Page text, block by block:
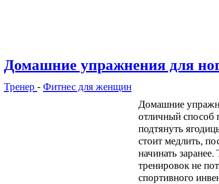
Домашние упражнения для
Тренер - Фитнес для женщин
Домашние
отличный способ
подтянуть
стоит медлить,
начинать
тренировок не
спортивного